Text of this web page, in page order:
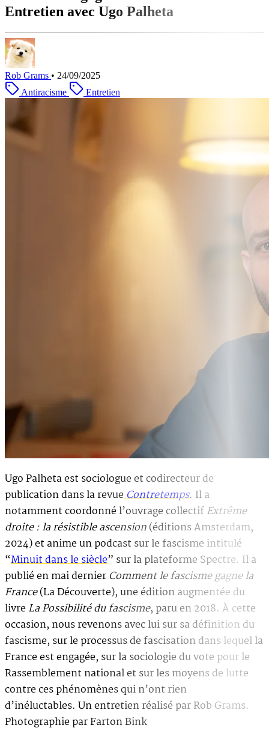
Entretien avec Ugo Palheta
Rob Grams • 24/09/2025
Antiracisme
Entretien
Ugo Palheta est sociologue et codirecteur de
publication dans la revueContretemps. Il a
notamment coordonné l’ouvrage collectifExtrême
droite : la résistible ascension(éditions Amsterdam,
2024) et anime un podcast sur le fascisme intitulé
“Minuit dans le siècle” sur la plateforme Spectre. Il a
publié en mai dernier Comment le fascisme gagne la
France(La Découverte), une édition augmentée du
livreLa Possibilité du fascisme, paru en 2018. À cette
occasion, nous revenons avec lui sur sa définition du
fascisme, sur le processus de fascisation dans lequel la
France est engagée, sur la sociologie du vote pour le
Rassemblement national et sur les moyens de lutte
contre ces phénomènes qui n’ont rien
d’inéluctables. Un entretien réalisé par Rob Grams.
Photographie par Farton Bink